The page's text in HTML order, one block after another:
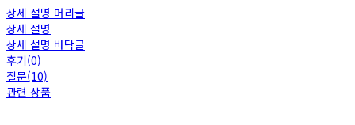
상세 설명 머리글
상세 설명
상세 설명 바닥글
후기(0)
질문(10)
관련 상품